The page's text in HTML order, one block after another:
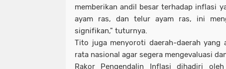
memberikan andil besar terhadap inflasi
ayam ras, dan telur ayam ras, ini
signifikan," tuturnya.
Tito juga menyoroti daerah-daerah
rata nasional agar segera mengevaluasi
Rakor Pengendalin Inflasi dihadiri